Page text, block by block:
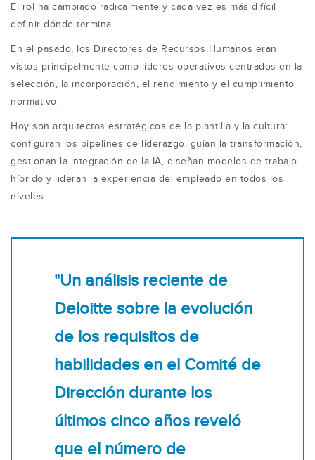
El rol ha cambiado radicalmente y cada vez es más difícil
definir dónde termina.
En el pasado, los Directores de Recursos Humanos eran
vistos principalmente como líderes operativos centrados en la
selección, la incorporación, el rendimiento y el cumplimiento
normativo.
Hoy son arquitectos estratégicos de la plantilla y la cultura:
configuran los pipelines de liderazgo, guían la transformación,
gestionan la integración de la IA, diseñan modelos de trabajo
híbrido y lideran la experiencia del empleado en todos los
niveles.
"Un análisis reciente de
Deloitte sobre la evolución
de los requisitos de
habilidades en el Comité de
Dirección durante los
últimos cinco años reveló
que el número de